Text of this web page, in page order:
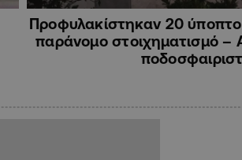
Προφυλακίστηκαν 20
παράνομο στοιχηματισμό –